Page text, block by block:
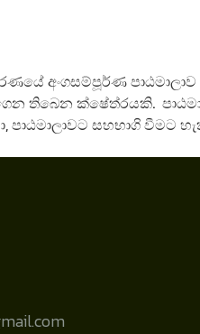
කරණයේ අංගසම්පූර්ණ
තිබෙන ක්ෂේත්රයකි.
පාඨමාලාවට සහභාගි වීමට